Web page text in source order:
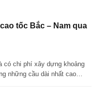
tốc Bắc – Nam qua
có chi phí xây dựng khoảng
những cầu dài nhất cao…